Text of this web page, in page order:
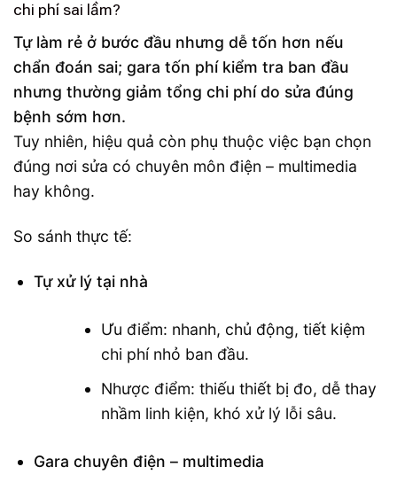
chi phí sai lầm?
Tự làm rẻ ở bước đầu nhưng dễ tốn hơn nếu
chẩn đoán sai; gara tốn phí kiểm tra ban đầu
nhưng thường giảm tổng chi phí do sửa đúng
bệnh sớm hơn.
Tuy nhiên, hiệu quả còn phụ thuộc việc bạn chọn
đúng nơi sửa có chuyên môn điện – multimedia
hay không.
So sánh thực tế:
Tự xử lý tại nhà
Ưu điểm: nhanh, chủ động, tiết kiệm
chi phí nhỏ ban đầu.
Nhược điểm: thiếu thiết bị đo, dễ thay
nhầm linh kiện, khó xử lý lỗi sâu.
Gara chuyên điện – multimedia